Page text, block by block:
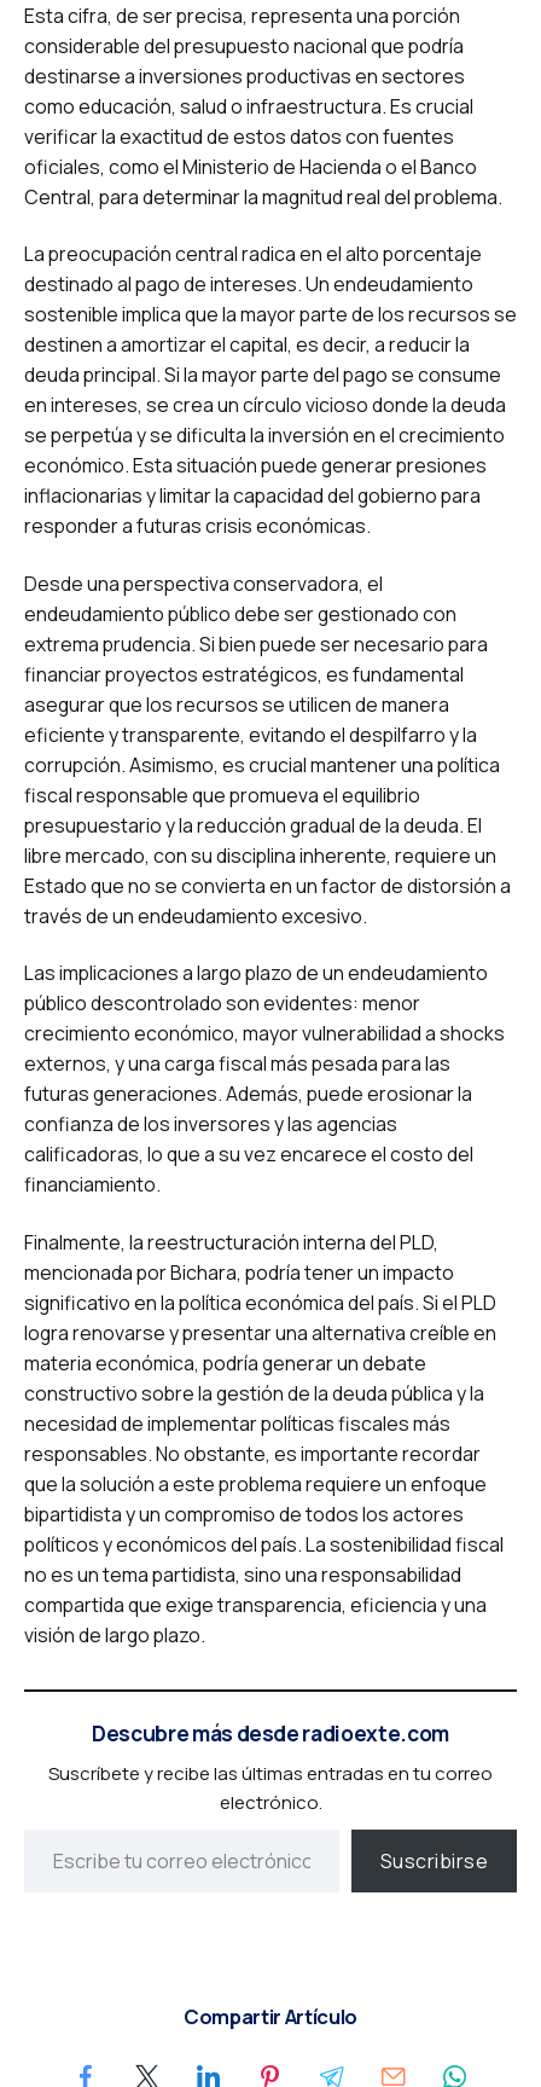
Esta cifra, de ser precisa, representa una porción
considerable del presupuesto nacional que podría
destinarse a inversiones productivas en sectores
como educación, salud o infraestructura. Es crucial
verificar la exactitud de estos datos con fuentes
oficiales, como el Ministerio de Hacienda o el Banco
Central, para determinar la magnitud real del problema.
La preocupación central radica en el alto porcentaje
destinado al pago de intereses. Un endeudamiento
sostenible implica que la mayor parte de los recursos se
destinen a amortizar el capital, es decir, a reducir la
deuda principal. Si la mayor parte del pago se consume
en intereses, se crea un círculo vicioso donde la deuda
se perpetúa y se dificulta la inversión en el crecimiento
económico. Esta situación puede generar presiones
inflacionarias y limitar la capacidad del gobierno para
responder a futuras crisis económicas.
Desde una perspectiva conservadora, el
endeudamiento público debe ser gestionado con
extrema prudencia. Si bien puede ser necesario para
financiar proyectos estratégicos, es fundamental
asegurar que los recursos se utilicen de manera
eficiente y transparente, evitando el despilfarro y la
corrupción. Asimismo, es crucial mantener una política
fiscal responsable que promueva el equilibrio
presupuestario y la reducción gradual de la deuda. El
libre mercado, con su disciplina inherente, requiere un
Estado que no se convierta en un factor de distorsión a
través de un endeudamiento excesivo.
Las implicaciones a largo plazo de un endeudamiento
público descontrolado son evidentes: menor
crecimiento económico, mayor vulnerabilidad a shocks
externos, y una carga fiscal más pesada para las
futuras generaciones. Además, puede erosionar la
confianza de los inversores y las agencias
calificadoras, lo que a su vez encarece el costo del
financiamiento.
Finalmente, la reestructuración interna del PLD,
mencionada por Bichara, podría tener un impacto
significativo en la política económica del país. Si el PLD
logra renovarse y presentar una alternativa creíble en
materia económica, podría generar un debate
constructivo sobre la gestión de la deuda pública y la
necesidad de implementar políticas fiscales más
responsables. No obstante, es importante recordar
que la solución a este problema requiere un enfoque
bipartidista y un compromiso de todos los actores
políticos y económicos del país. La sostenibilidad fiscal
no es un tema partidista, sino una responsabilidad
compartida que exige transparencia, eficiencia y una
visión de largo plazo.
Descubre más desde radioexte.com
Suscríbete y recibe las últimas entradas en tu correo
electrónico.
Suscribirse
Compartir Artículo